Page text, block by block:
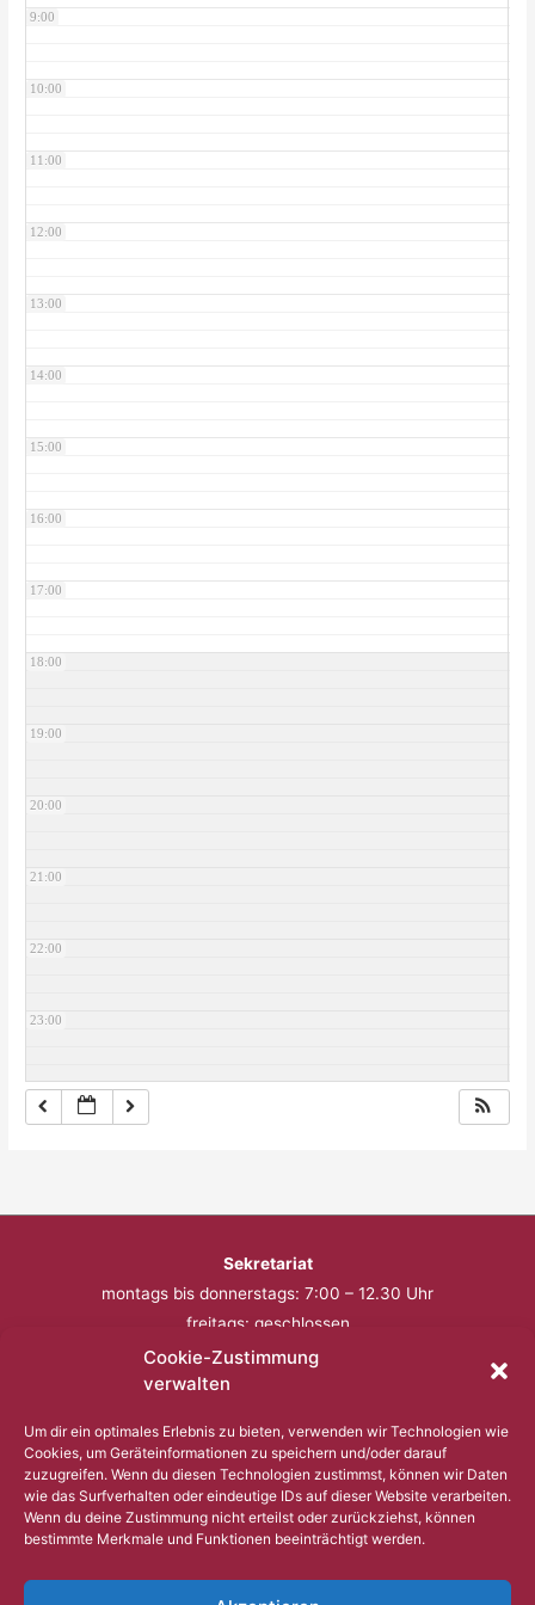
Cookie-Zustimmung
verwalten
Um dir ein optimales Erlebnis zu bieten, verwenden wir Technologien wie
Cookies, um Geräteinformationen zu speichern und/oder darauf
zuzugreifen. Wenn du diesen Technologien zustimmst, können wir Daten
wie das Surfverhalten oder eindeutige IDs auf dieser Website verarbeiten.
Wenn du deine Zustimmung nicht erteilst oder zurückziehst, können
bestimmte Merkmale und Funktionen beeinträchtigt werden.
9:00
10:00
11:00
12:00
13:00
14:00
15:00
16:00
17:00
18:00
19:00
20:00
21:00
22:00
23:00
Sekretariat
montags bis donnerstags: 7:00 – 12.30 Uhr
freitags: geschlossen
Telefon: 0201 – 57 17 430
Bitte nutzen Sie außerhalb der Öffnungszeiten den
Anrufbeantworter.